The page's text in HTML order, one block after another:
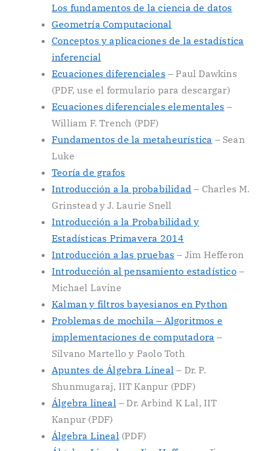
Los fundamentos de la ciencia de datos
Geometría Computacional
Conceptos y aplicaciones de la estadística
inferencial
Ecuaciones diferenciales – Paul Dawkins
(PDF, use el formulario para descargar)
Ecuaciones diferenciales elementales –
William F. Trench (PDF)
Fundamentos de la metaheurística – Sean
Luke
Teoría de grafos
Introducción a la probabilidad – Charles M.
Grinstead y J. Laurie Snell
Introducción a la Probabilidad y
Estadísticas Primavera 2014
Introducción a las pruebas – Jim Hefferon
Introducción al pensamiento estadístico–
Michael Lavine
Kalman y filtros bayesianos en Python
Problemas de mochila – Algoritmos e
implementaciones de computadora –
Silvano Martello y Paolo Toth
Apuntes de Álgebra Lineal – Dr. P.
Shunmugaraj, IIT Kanpur (PDF)
Álgebra lineal– Dr. Arbind K Lal, IIT
Kanpur (PDF)
Álgebra Lineal(PDF)